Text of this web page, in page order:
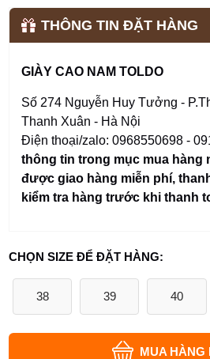
THÔNG TIN ĐẶT HÀNG
GIÀY CAO NAM TOLDO
Số 274 Nguyễn Huy Tưởng -
Thanh Xuân - Hà Nội
Điện thoại/zalo: 0968550698 -
thông tin trong mục mua hàng
được giao hàng miễn phí,
kiểm tra hàng trước khi thanh
CHỌN SIZE ĐỂ ĐẶT HÀNG:
38 39 40
MUA HÀNG